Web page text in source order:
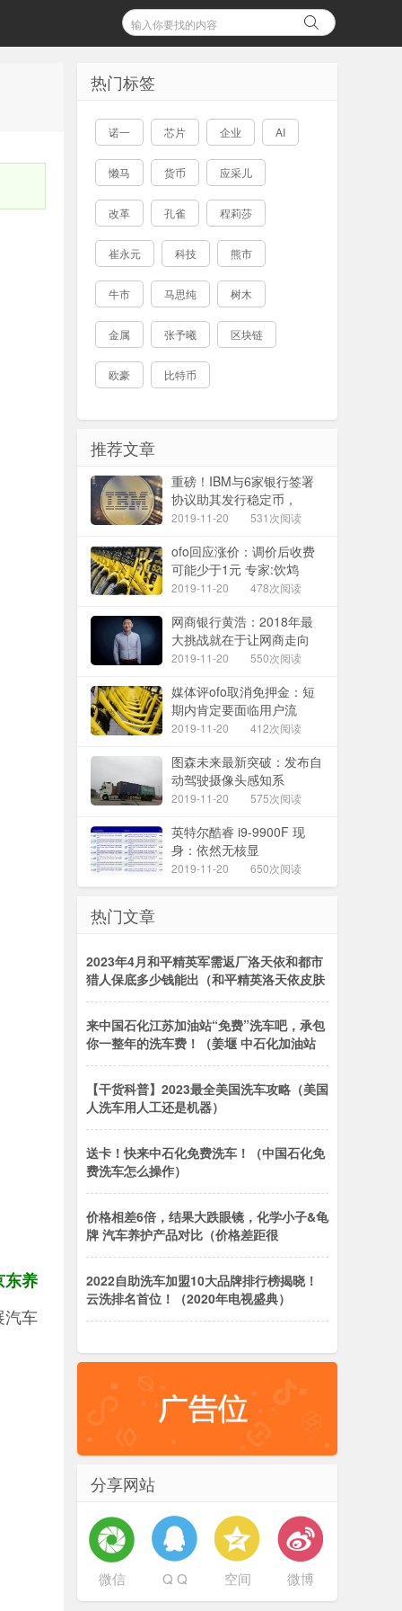
东养
汽车
热门标签
诺一 芯片 企业 AI
懒马 货币 应采儿
改革 孔雀 程莉莎
崔永元 科技 熊市
牛市 马思纯 树木
金属 张予曦 区块链
欧豪 比特币
推荐文章
重磅！IBM与6家银行签署
协议助其发行稳定币，
2019-11-20 531次阅读
ofo回应涨价：调价后收费
可能少于1元 专家:饮鸩
2019-11-20 478次阅读
网商银行黄浩：2018年最
大挑战就在于让网商走向
2019-11-20 550次阅读
媒体评ofo取消免押金：短
期内肯定要面临用户流
2019-11-20 412次阅读
图森未来最新突破：发布自
动驾驶摄像头感知系
2019-11-20 575次阅读
英特尔酷睿 i9-9900F 现
身：依然无核显
2019-11-20 650次阅读
热门文章
2023年4月和平精英军需返厂洛天依和都市
猎人保底多少钱能出（和平精英洛天依皮肤
来中国石化江苏加油站“免费”洗车吧，承包
你一整年的洗车费！（姜堰 中石化加油站
【干货科普】2023最全美国洗车攻略（美国
人洗车用人工还是机器）
送卡！快来中石化免费洗车！（中国石化免
费洗车怎么操作）
价格相差6倍，结果大跌眼镜，化学小子&龟
牌 汽车养护产品对比（价格差距很
2022自助洗车加盟10大品牌排行榜揭晓！
云洗排名首位！（2020年电视盛典）
分享网站
微信 Q Q 空间 微博